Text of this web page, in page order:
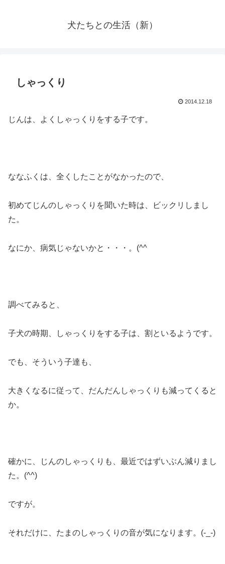
犬たちとの生活（新）
しゃっくり
2014.12.18
じんは、よくしゃっくりをする子です。
ななふくは、全くしたことがなかったので、
初めてじんのしゃっくりを聞いた時は、ビックリしまし
た。
なにか、病気じゃないかと・・・。(^^ゞ
調べてみると、
子犬の時期、しゃっくりをする子は、割といるようです。
でも、そういう子達も、
大きくなるに従って、だんだんしゃっくりも減ってくると
か。
確かに、じんのしゃっくりも、最近ではずいぶん減りまし
た。(^^)
ですが。
それだけに、たまのしゃっくりの音が気になります。(-_-)